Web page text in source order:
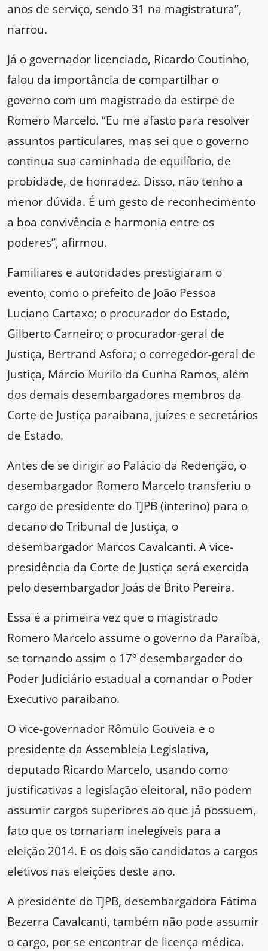
anos de serviço, sendo 31 na magistratura”,
narrou.
Já o governador licenciado, Ricardo Coutinho,
falou da importância de compartilhar o
governo com um magistrado da estirpe de
Romero Marcelo. “Eu me afasto para resolver
assuntos particulares, mas sei que o governo
continua sua caminhada de equilíbrio, de
probidade, de honradez. Disso, não tenho a
menor dúvida. É um gesto de reconhecimento
a boa convivência e harmonia entre os
poderes”, afirmou.
Familiares e autoridades prestigiaram o
evento, como o prefeito de João Pessoa
Luciano Cartaxo; o procurador do Estado,
Gilberto Carneiro; o procurador-geral de
Justiça, Bertrand Asfora; o corregedor-geral de
Justiça, Márcio Murilo da Cunha Ramos, além
dos demais desembargadores membros da
Corte de Justiça paraibana, juízes e secretários
de Estado.
Antes de se dirigir ao Palácio da Redenção, o
desembargador Romero Marcelo transferiu o
cargo de presidente do TJPB (interino) para o
decano do Tribunal de Justiça, o
desembargador Marcos Cavalcanti. A vice-
presidência da Corte de Justiça será exercida
pelo desembargador Joás de Brito Pereira.
Essa é a primeira vez que o magistrado
Romero Marcelo assume o governo da Paraíba,
se tornando assim o 17º desembargador do
Poder Judiciário estadual a comandar o Poder
Executivo paraibano.
O vice-governador Rômulo Gouveia e o
presidente da Assembleia Legislativa,
deputado Ricardo Marcelo, usando como
justificativas a legislação eleitoral, não podem
assumir cargos superiores ao que já possuem,
fato que os tornariam inelegíveis para a
eleição 2014. E os dois são candidatos a cargos
eletivos nas eleições deste ano.
A presidente do TJPB, desembargadora Fátima
Bezerra Cavalcanti, também não pode assumir
o cargo, por se encontrar de licença médica.